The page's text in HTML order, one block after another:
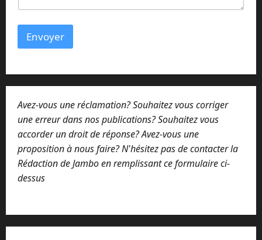
Envoyer
Avez-vous une réclamation? Souhaitez vous corriger
une erreur dans nos publications? Souhaitez vous
accorder un droit de réponse? Avez-vous une
proposition à nous faire? N'hésitez pas de contacter la
Rédaction de Jambo en remplissant ce formulaire ci-
dessus